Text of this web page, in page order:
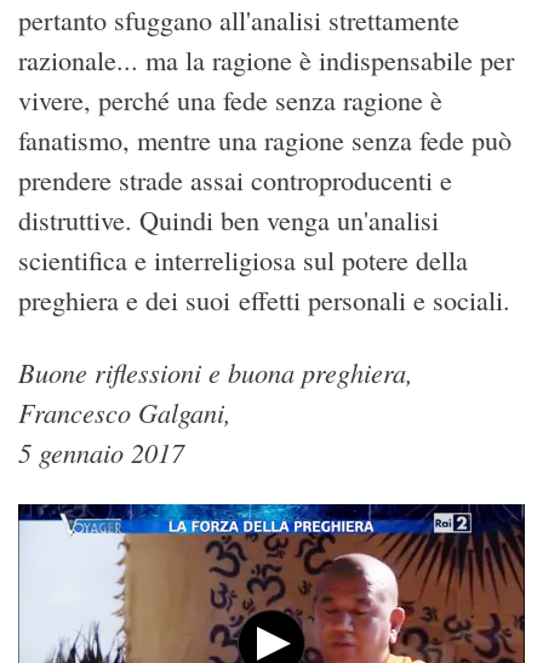
pertanto sfuggano all'analisi strettamente
razionale... ma la ragione è indispensabile per
vivere, perché una fede senza ragione è
fanatismo, mentre una ragione senza fede può
prendere strade assai controproducenti e
distruttive. Quindi ben venga un'analisi
scientifica e interreligiosa sul potere della
preghiera e dei suoi effetti personali e sociali.
Buone riflessioni e buona preghiera,
Francesco Galgani,
5 gennaio 2017